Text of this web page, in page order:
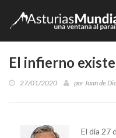
El infierno
27/01/2020 porJuan de
El día 27